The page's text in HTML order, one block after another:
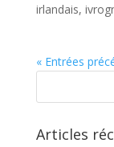
irlandais,
« Entrées
Articles